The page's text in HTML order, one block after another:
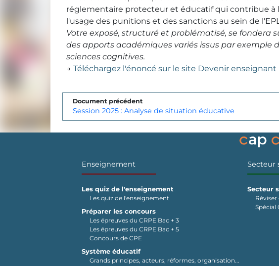
réglementaire protecteur et éducatif qui contribue à
l'usage des punitions et des sanctions au sein de l'
Votre exposé, structuré et problématisé, se fondera
des apports académiques variés issus par exemple
sciences cognitives.
→ Téléchargez l'énoncé sur le site Devenir enseignant
Document précédent
Session 2025 : Analyse de situation éducative
Enseignement
Les quiz de l'enseignement
Les quiz de l'enseignement
Préparer les concours
Les épreuves du CRPE Bac + 3
Les épreuves du CRPE Bac + 5
Concours de CPE
Système éducatif
Grands principes, acteurs, réformes, organisation...
Secteur
Secteur
Spécial